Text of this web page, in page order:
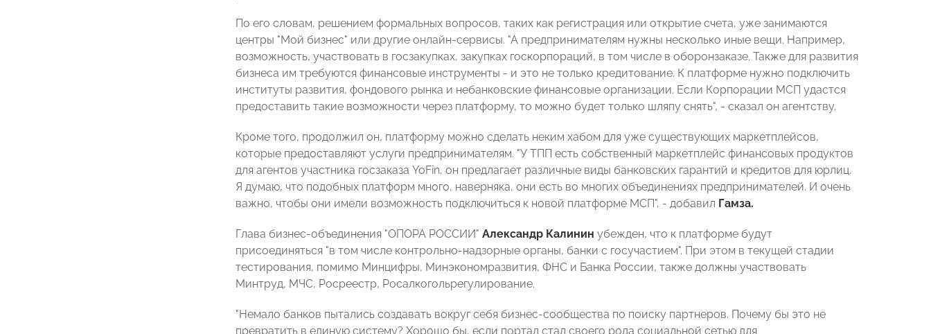
По его словам, решением формальных вопросов, таких как регистрация или открытие счета, уже занимаются
центры "Мой бизнес" или другие онлайн-сервисы. "А предпринимателям нужны несколько иные вещи. Например,
возможность, участвовать в госзакупках, закупках госкорпораций, в том числе в оборонзаказе. Также для развития
бизнеса им требуются финансовые инструменты - и это не только кредитование. К платформе нужно подключить
институты развития, фондового рынка и небанковские финансовые организации. Если Корпорации МСП удастся
предоставить такие возможности через платформу, то можно будет только шляпу снять", - сказал он агентству.
Кроме того, продолжил он, платформу можно сделать неким хабом для уже существующих маркетплейсов,
которые предоставляют услуги предпринимателям. "У ТПП есть собственный маркетплейс финансовых продуктов
для агентов участника госзаказа YoFin, он предлагает различные виды банковских гарантий и кредитов для юрлиц.
Я думаю, что подобных платформ много, наверняка, они есть во многих объединениях предпринимателей. И очень
важно, чтобы они имели возможность подключиться к новой платформе МСП", - добавил Гамза.
Глава бизнес-объединения "ОПОРА РОССИИ" Александр Калинин убежден, что к платформе будут
присоединяться "в том числе контрольно-надзорные органы, банки с госучастием". При этом в текущей стадии
тестирования, помимо Минцифры, Минэкономразвития, ФНС и Банка России, также должны участвовать
Минтруд, МЧС, Росреестр, Росалкогольрегулирование.
"Немало банков пытались создавать вокруг себя бизнес-сообщества по поиску партнеров. Почему бы это не
превратить в единую систему? Хорошо бы, если портал стал своего рода социальной сетью для